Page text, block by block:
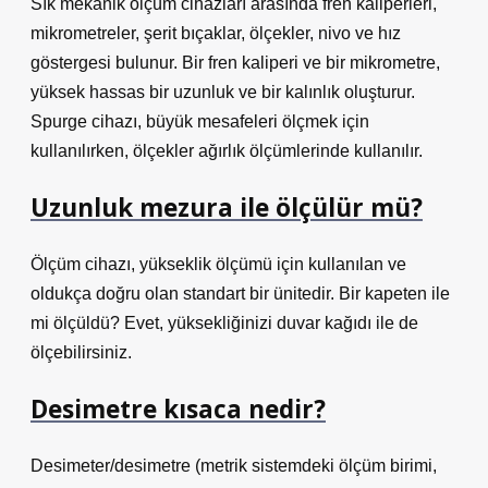
Sık mekanik ölçüm cihazları arasında fren kaliperleri,
mikrometreler, şerit bıçaklar, ölçekler, nivo ve hız
göstergesi bulunur. Bir fren kaliperi ve bir mikrometre,
yüksek hassas bir uzunluk ve bir kalınlık oluşturur.
Spurge cihazı, büyük mesafeleri ölçmek için
kullanılırken, ölçekler ağırlık ölçümlerinde kullanılır.
Uzunluk mezura ile ölçülür mü?
Ölçüm cihazı, yükseklik ölçümü için kullanılan ve
oldukça doğru olan standart bir ünitedir. Bir kapeten ile
mi ölçüldü? Evet, yüksekliğinizi duvar kağıdı ile de
ölçebilirsiniz.
Desimetre kısaca nedir?
Desimeter/desimetre (metrik sistemdeki ölçüm birimi,